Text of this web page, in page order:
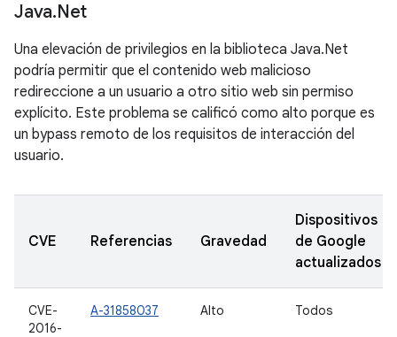
Java.Net
Una elevación de privilegios en la biblioteca Java.Net
podría permitir que el contenido web malicioso
redireccione a un usuario a otro sitio web sin permiso
explícito. Este problema se calificó como alto porque es
un bypass remoto de los requisitos de interacción del
usuario.
CVE Referencias Gravedad
Dispositivos
de Google
actualizados
CVE-
2016-
A-31858037 Alto Todos